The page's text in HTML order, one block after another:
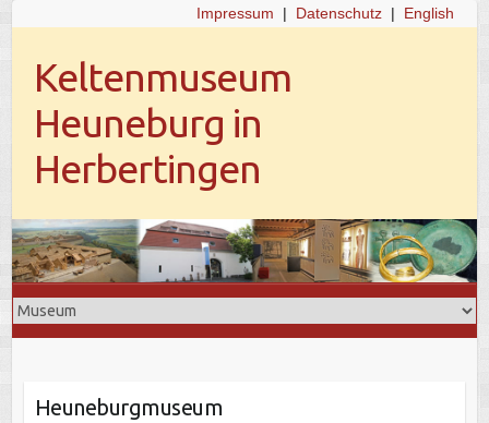
Impressum | Datenschutz| English
Keltenmuseum
Heuneburg in
Herbertingen
Heuneburgmuseum